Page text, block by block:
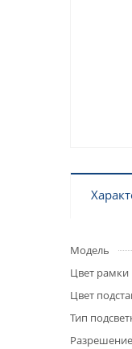
Модель
Цвет рамки
Цвет
Тип